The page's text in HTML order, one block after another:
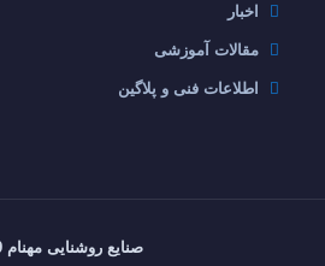
اخبار
مقالات آموزشی
اطلاعات فنی و پلاگین
صنایع روشنایی مهنام 2019